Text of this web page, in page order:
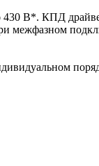
430 В*. КПД
межфазном